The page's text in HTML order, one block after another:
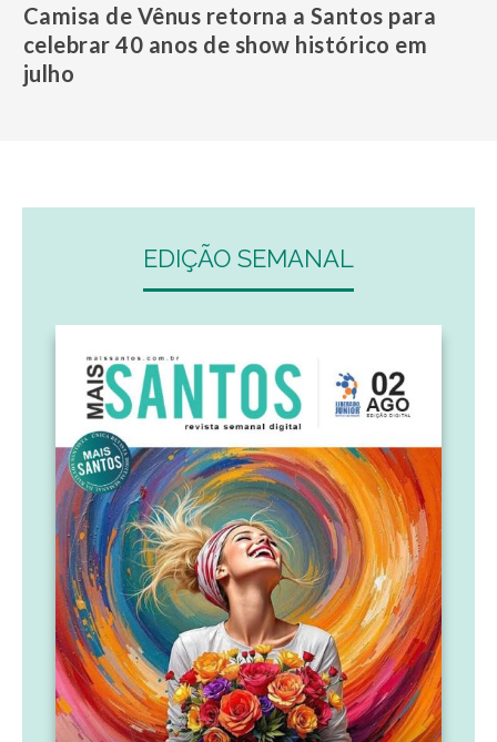
Camisa de Vênus retorna a Santos para
celebrar 40 anos de show histórico em
julho
EDIÇÃO SEMANAL